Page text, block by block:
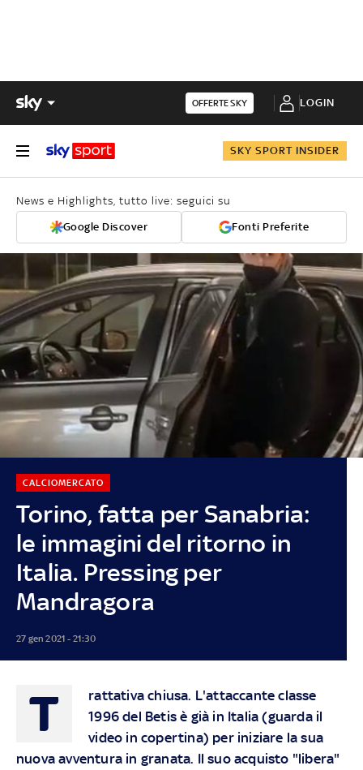
OFFERTE SKY LOGIN
SKY SPORT INSIDER
News e Highlights, tutto live: seguici su
Google Discover Fonti Preferite
Torino, fatta per Sanabria:
le immagini del ritorno in
Italia. Pressing per
Mandragora
CALCIOMERCATO
27 gen 2021 - 21:30
T
rattativa chiusa. L'attaccante classe
1996 del Betis è già in Italia (guarda il
video in copertina) per iniziare la sua
nuova avventura in granata. Il suo acquisto "libera"